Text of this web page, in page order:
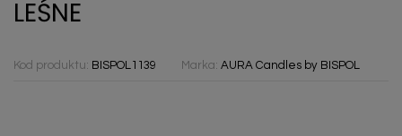
LEŚNE
Kod produktu: BISPOL1139 Marka: AURA Candles by BISPOL